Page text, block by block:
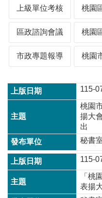
本
介
息
公
告
生
便
民
資
訊
上級單位考核 桃園
區政諮詢會議 桃園
市政專題報導 桃園
115-
桃園
揚大
出
秘書
115-
「桃
表揚